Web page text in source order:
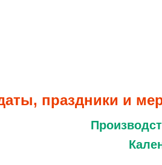
праздники и